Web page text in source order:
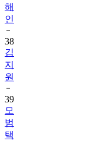
해
인
38
김
지
원
39
모
범
택